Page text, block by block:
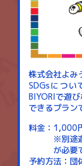
株式会社よみ
SDGsについ
BIYORIで遊
できるプラン
料金
1,000
※別途
が必要
予約方法
団